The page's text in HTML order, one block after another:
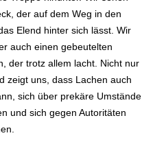
der auf dem Weg in den
Elend hinter sich lässt. Wir
auch einen gebeutelten
der trotz allem lacht. Nicht nur
zeigt uns, dass Lachen auch
sich über prekäre Umstände
und sich gegen Autoritäten